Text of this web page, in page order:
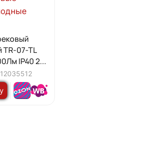
07-TL
IP40 24
серии